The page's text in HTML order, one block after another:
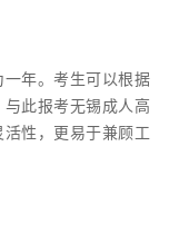
年。考生可以根据
此报考无锡成人高
性，更易于兼顾工